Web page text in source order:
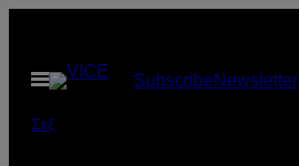
περιεχόμενο
Ανοίξτε
το
SubscribeNewsletter
Σεξ